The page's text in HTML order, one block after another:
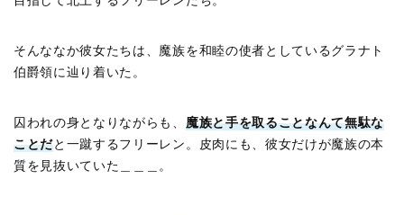
そんななか彼女たちは、魔族を和睦の使者としているグラナト
伯爵領に辿り着いた。
囚われの身となりながらも、 魔族と手を取ることなんて無駄な
ことだと一蹴するフリーレン。皮肉にも、彼女だけが魔族の本
質を見抜いていた＿＿＿。